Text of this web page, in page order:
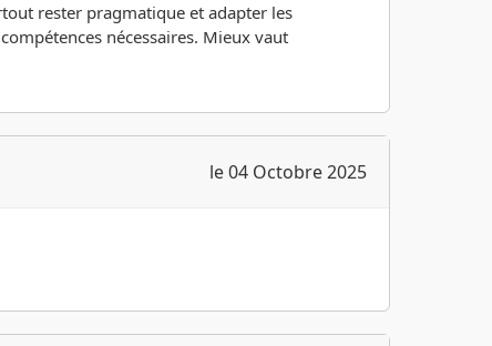
rester pragmatique et adapter les
nécessaires. Mieux vaut
le 04 Octobre 2025